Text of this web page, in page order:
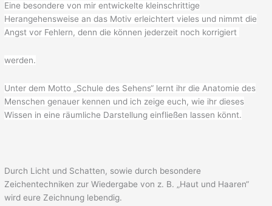
Eine besondere von mir entwickelte kleinschrittige
Herangehensweise an das Motiv erleichtert vieles und nimmt die
Angst vor Fehlern, denn die können jederzeit noch korrigiert
werden.
Unter dem Motto „Schule des Sehens“ lernt ihr die Anatomie des
Menschen genauer kennen und ich zeige euch, wie ihr dieses
Wissen in eine räumliche Darstellung einfließen lassen könnt.
Durch Licht und Schatten, sowie durch besondere
Zeichentechniken zur Wiedergabe von z. B. „Haut und Haaren“
wird eure Zeichnung lebendig.